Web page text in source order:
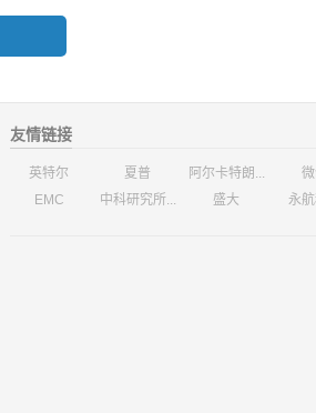
友情链接
英特尔 夏普 阿尔卡特朗... 微
EMC
中科研究所... 盛大 永